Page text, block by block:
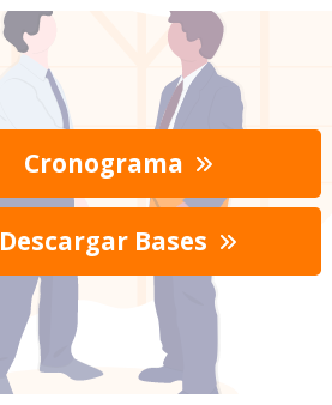
Cronograma
Descargar Bases